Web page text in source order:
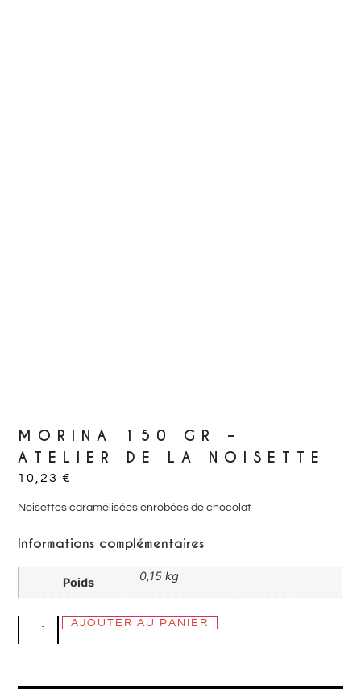
MORINA 150 GR –
ATELIER DE LA NOISETTE
10,23€
Noisettes caramélisées enrobées de chocolat
Informations complémentaires
Poids 0,15 kg
AJOUTER AU PANIER